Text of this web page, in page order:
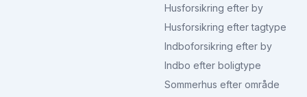
Husforsikring efter by
Husforsikring efter tagtype
Indboforsikring efter by
Indbo efter boligtype
Sommerhus efter område